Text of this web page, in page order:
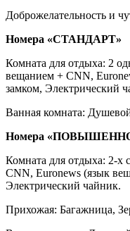
Доброжелательность и
Номера «СТАНДАРТ»
Комната для отдыха: 2
вещанием + CNN,
замком, Электрический
Ванная комната:
Номера
Комната для отдыха: 2-х
CNN, Euronews (язык
Электрический чайник.
Прихожая: Багажница,